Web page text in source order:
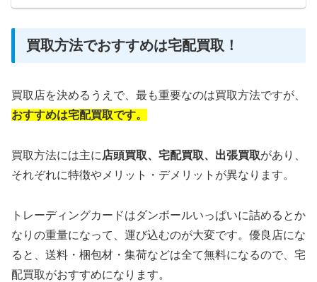
買取方法でおすすめは宅配買取！
買取店を決めるうえで、最も重要なのは買取方法ですが、
おすすめは宅配買取です。
買取方法には主に 店頭買取、 宅配買取、出張買取があり、
それぞれに特徴やメリット・デメリットが異なります。
トレーディングカードはダンボールいっぱいに詰めるとか
なりの重量になって、運び込むのが大変です。優良店にな
ると、送料・梱包材・集荷などは全て無料になるので、宅
配買取がおすすめになります。